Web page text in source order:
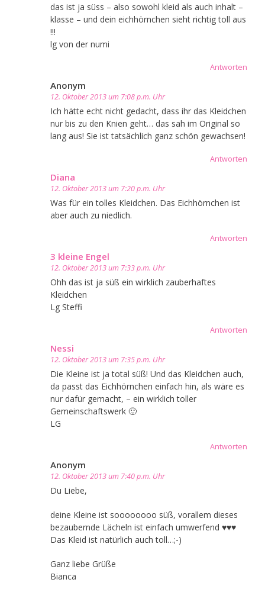
das ist ja süss – also sowohl kleid als auch inhalt –
klasse – und dein eichhörnchen sieht richtig toll aus
!!!
lg von der numi
Antworten
Anonym
12. Oktober 2013 um 7:08 p.m. Uhr
Ich hätte echt nicht gedacht, dass ihr das Kleidchen
nur bis zu den Knien geht… das sah im Original so
lang aus! Sie ist tatsächlich ganz schön gewachsen!
Antworten
Diana
12. Oktober 2013 um 7:20 p.m. Uhr
Was für ein tolles Kleidchen. Das Eichhörnchen ist
aber auch zu niedlich.
Antworten
3 kleine Engel
12. Oktober 2013 um 7:33 p.m. Uhr
Ohh das ist ja süß ein wirklich zauberhaftes
Kleidchen
Lg Steffi
Antworten
Nessi
12. Oktober 2013 um 7:35 p.m. Uhr
Die Kleine ist ja total süß! Und das Kleidchen auch,
da passt das Eichhörnchen einfach hin, als wäre es
nur dafür gemacht, – ein wirklich toller
Gemeinschaftswerk 🙂
LG
Antworten
Anonym
12. Oktober 2013 um 7:40 p.m. Uhr
Du Liebe,
deine Kleine ist soooooooo süß, vorallem dieses
bezaubernde Lächeln ist einfach umwerfend ♥♥♥
Das Kleid ist natürlich auch toll…;-)
Ganz liebe Grüße
Bianca